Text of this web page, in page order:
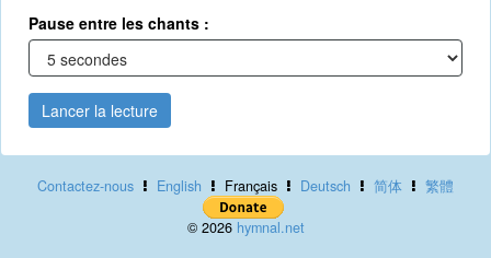
Pause entre les chants :
Lancer la lecture
Contactez-nous English Français Deutsch 简体 繁體
© 2026 hymnal.net